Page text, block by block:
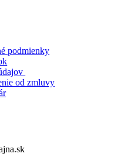
podmienky
od zmluvy